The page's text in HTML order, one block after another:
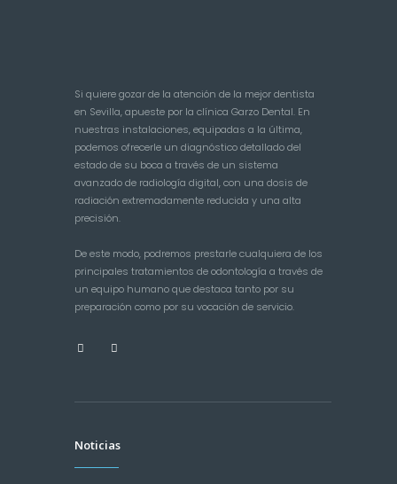
Si quiere gozar de la atención de la mejor dentista
en Sevilla, apueste por la clínica Garzo Dental. En
nuestras instalaciones, equipadas a la última,
podemos ofrecerle un diagnóstico detallado del
estado de su boca a través de un sistema
avanzado de radiología digital, con una dosis de
radiación extremadamente reducida y una alta
precisión.
De este modo, podremos prestarle cualquiera de los
principales tratamientos de odontología a través de
un equipo humano que destaca tanto por su
preparación como por su vocación de servicio.
Noticias